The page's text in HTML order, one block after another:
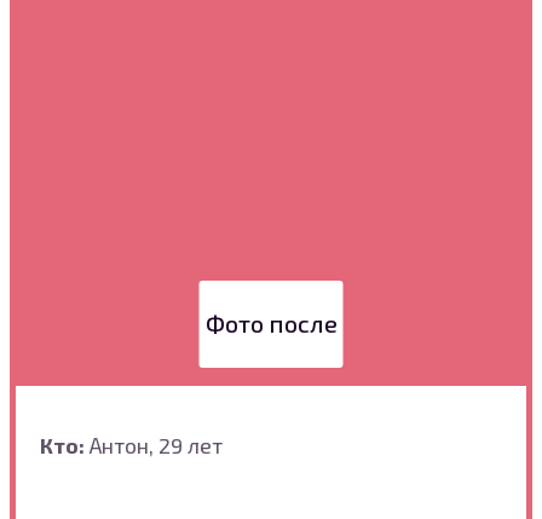
Фото после
Кто: Антон, 29 лет